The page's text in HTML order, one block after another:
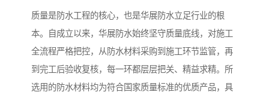
质量是防水工程的核心，也是华展防水立足行业的根
本。自成立以来，华展防水始终坚守质量底线，对施工
全流程严格把控，从防水材料采购到施工环节监管，再
到完工后验收复核，每一环都层层把关、精益求精。所
选用的防水材料均为符合国家质量标准的优质产品，具